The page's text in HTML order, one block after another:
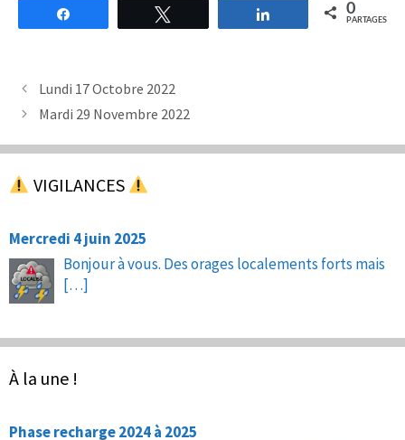
Partagez 0
PARTAGES
Lundi 17 Octobre 2022
Mardi 29 Novembre 2022
VIGILANCES
Mercredi 4 juin 2025
Bonjour à vous. Des orages localements forts mais
[…]
À la une !
Phase recharge 2024 à 2025